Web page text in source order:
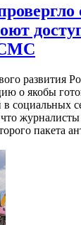
СМС
развития
о якобы
в социальных
пакета